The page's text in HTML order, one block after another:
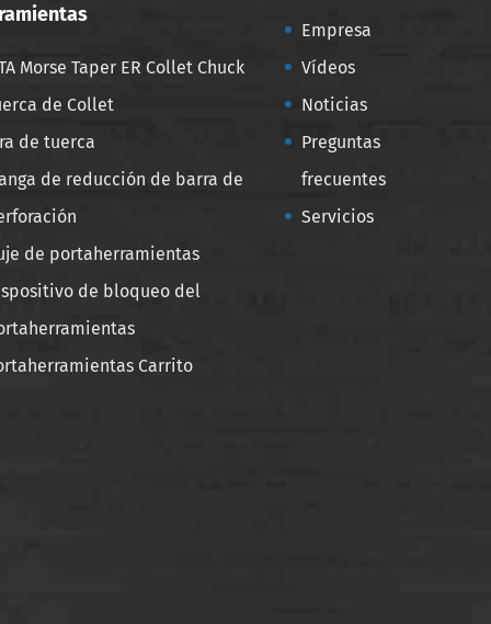
Morse Taper ER Collet Chuck
de Collet
de tuerca
de reducción de barra de
de portaherramientas
de bloqueo del
Carrito
Empresa
Vídeos
Noticias
Preguntas
frecuentes
Servicios